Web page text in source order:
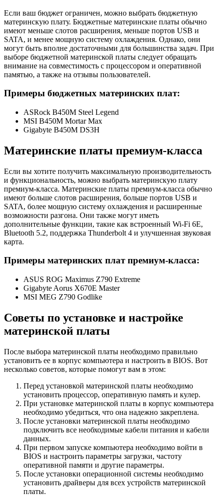
Если ваш бюджет ограничен, можно выбрать бюджетную
материнскую плату. Бюджетные материнские платы обычно
имеют меньше слотов расширения, меньше портов USB и
SATA, и менее мощную систему охлаждения. Однако, они
могут быть вполне достаточными для большинства задач. При
выборе бюджетной материнской платы следует обращать
внимание на совместимость с процессором и оперативной
памятью, а также на отзывы пользователей.
Примеры бюджетных материнских плат:
ASRock B450M Steel Legend
MSI B450M Mortar Max
Gigabyte B450M DS3H
Материнские платы премиум-класса
Если вы хотите получить максимальную производительность
и функциональность, можно выбрать материнскую плату
премиум-класса. Материнские платы премиум-класса обычно
имеют больше слотов расширения, больше портов USB и
SATA, более мощную систему охлаждения и расширенные
возможности разгона. Они также могут иметь
дополнительные функции, такие как встроенный Wi-Fi 6E,
Bluetooth 5.2, поддержка Thunderbolt 4 и улучшенная звуковая
карта.
Примеры материнских плат премиум-класса:
ASUS ROG Maximus Z790 Extreme
Gigabyte Aorus X670E Master
MSI MEG Z790 Godlike
Советы по установке и настройке
материнской платы
После выбора материнской платы необходимо правильно
установить ее в корпус компьютера и настроить в BIOS. Вот
несколько советов, которые помогут вам в этом:
Перед установкой материнской платы необходимо
установить процессор, оперативную память и кулер.
При установке материнской платы в корпус компьютера
необходимо убедиться, что она надежно закреплена.
После установки материнской платы необходимо
подключить все необходимые кабели питания и кабели
данных.
При первом запуске компьютера необходимо войти в
BIOS и настроить параметры загрузки, частоту
оперативной памяти и другие параметры.
После установки операционной системы необходимо
установить драйверы для всех устройств материнской
платы.